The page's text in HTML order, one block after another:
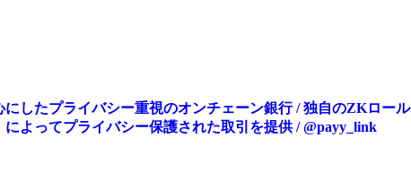
にしたプライバシー重視のオンチェーン銀行 / 独自のZKロール
よってプライバシー保護された取引を提供 / @payy_link